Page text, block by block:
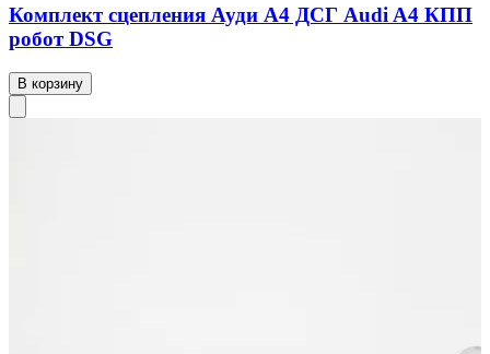
Комплект сцепления Ауди А4 ДСГ Audi A4 КПП
робот DSG
В корзину